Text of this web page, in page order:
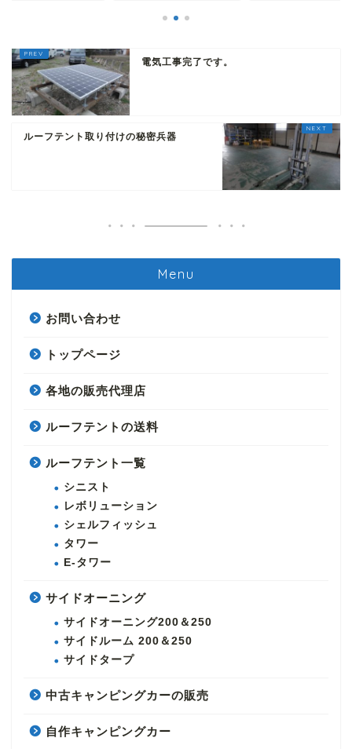
電気工事完了です。
ルーフテント取り付けの秘密兵器
Menu
お問い合わせ
トップページ
各地の販売代理店
ルーフテントの送料
ルーフテント一覧
シニスト
レボリューション
シェルフィッシュ
タワー
E-タワー
サイドオーニング
サイドオーニング200＆250
サイドルーム 200＆250
サイドタープ
中古キャンピングカーの販売
自作キャンピングカー